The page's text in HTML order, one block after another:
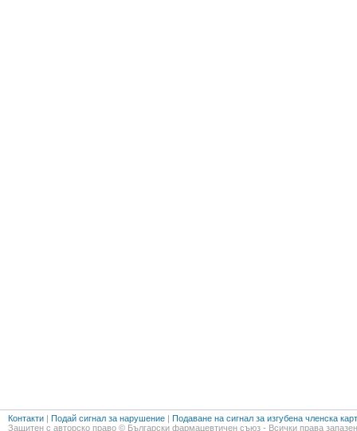
Контакти | Подай сигнал за нарушение | Подаване на сигнал за изгубена членска
Защитен с авторско право © Български фармацевтичен съюз - Всички права